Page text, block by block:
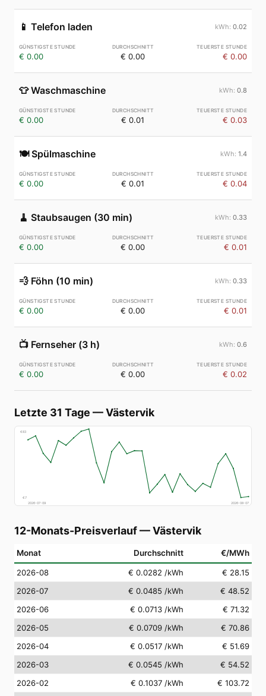
📱 Telefon laden 0.02
€ 0.00 € 0.00 € 0.00
👕 Waschmaschine 0.8
€ 0.00 € 0.01 € 0.03
🍽️ Spülmaschine 1.4
€ 0.00 € 0.01 € 0.04
🧹 Staubsaugen (30 min) 0.33
€ 0.00 € 0.00 € 0.01
💨 Föhn (10 min) 0.33
€ 0.00 € 0.00 € 0.01
📺 Fernseher (3 h) 0.6
€ 0.00 € 0.00 € 0.02
Letzte 31 Tage —Västervik
€83
€7
2026-07-09
2026-08-07
12-Monats-Preisverlauf—Västervik
Monat Durchschnitt €/MWh
2026-08 € 0.0282 /kWh
€ 28.15
2026-07
€ 0.0485 /kWh
€ 48.52
2026-06
€ 0.0713 /kWh
€ 71.32
2026-05
€ 0.0709 /kWh
€ 70.86
2026-04
€ 0.0517 /kWh
€ 51.69
2026-03
€ 0.0545 /kWh
€ 54.52
2026-02
€ 0.1037 /kWh
€ 103.72